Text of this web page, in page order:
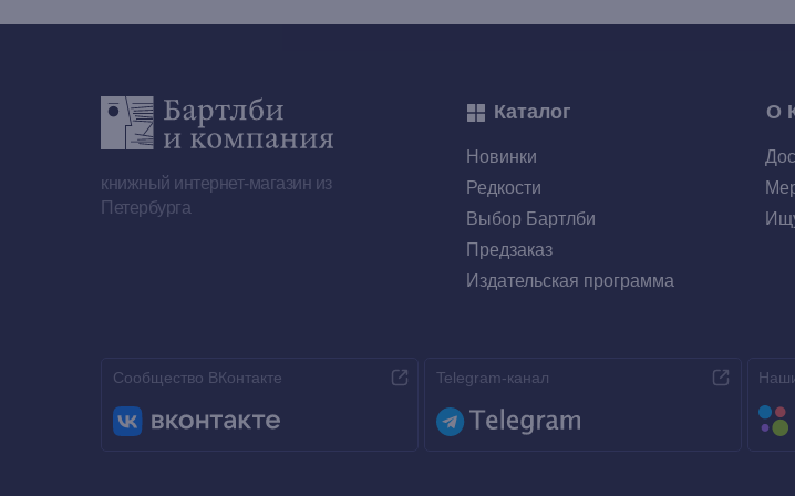
книжный интернет-магазин из
Петербурга
О
Каталог
Сообщество ВКонтакте
Предзаказ
Выбор Бартлби
Редкости
Новинки
Издательская программа
Telegram-канал